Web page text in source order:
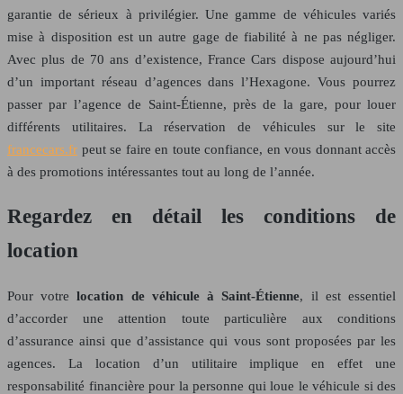
garantie de sérieux à privilégier. Une gamme de véhicules variés
mise à disposition est un autre gage de fiabilité à ne pas négliger.
Avec plus de 70 ans d’existence, France Cars dispose aujourd’hui
d’un important réseau d’agences dans l’Hexagone. Vous pourrez
passer par l’agence de Saint-Étienne, près de la gare, pour louer
différents utilitaires. La réservation de véhicules sur le site
francecars.fr peut se faire en toute confiance, en vous donnant accès
à des promotions intéressantes tout au long de l’année.
Regardez en détail les conditions de
location
Pour votrelocation de véhicule à Saint-Étienne, il est essentiel
d’accorder une attention toute particulière aux conditions
d’assurance ainsi que d’assistance qui vous sont proposées par les
agences. La location d’un utilitaire implique en effet une
responsabilité financière pour la personne qui loue le véhicule si des